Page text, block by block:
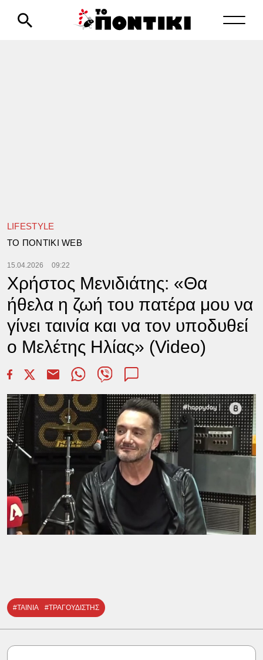
LIFESTYLE
TΟ ΠΟΝΤΙΚΙ WEB
15.04.2026 09:22
Χρήστος Μενιδιάτης: «Θα
ήθελα η ζωή του πατέρα μου να
γίνει ταινία και να τον υποδυθεί
ο Μελέτης Ηλίας» (Video)
#ΤΑΙΝΙΑ #ΤΡΑΓΟΥΔΙΣΤΗΣ